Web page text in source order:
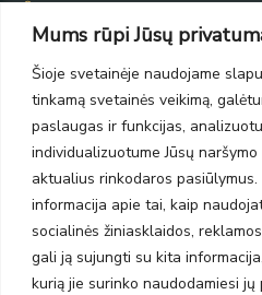
Mums rūpi Jūsų
Šioje svetainėje naudojame
tinkamą svetainės veikimą,
paslaugas ir funkcijas,
individualizuotume Jūsų
aktualius rinkodaros
informacija apie tai, kaip
socialinės žiniasklaidos,
gali ją sujungti su kita
kurią jie surinko naudodamiesi jų
PC Molas, Klaipėda
PC BIG 2, Klaipėda
Šilutės pl. 35
PC Banginis, Klaipėda
NAUJIENLAIŠKIS
Prenumeruokite ir gaukite
leidimo kolekcijas.